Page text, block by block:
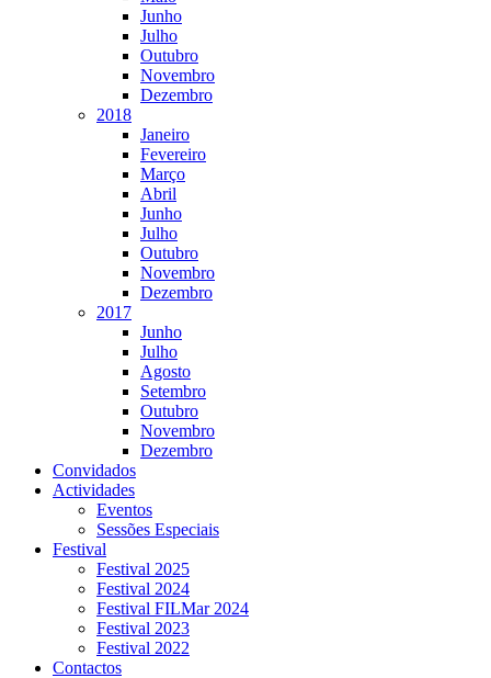
Junho
Julho
Outubro
Novembro
Dezembro
2018
Janeiro
Fevereiro
Março
Abril
Junho
Julho
Outubro
Novembro
Dezembro
2017
Junho
Julho
Agosto
Setembro
Outubro
Novembro
Dezembro
Convidados
Actividades
Eventos
Sessões Especiais
Festival
Festival 2025
Festival 2024
Festival FILMar 2024
Festival 2023
Festival 2022
Contactos